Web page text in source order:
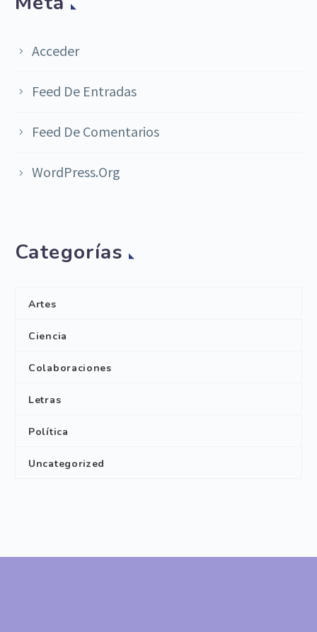
Acceder
Feed De Entradas
Feed De Comentarios
WordPress.org
Categorías
Artes
Ciencia
Colaboraciones
Letras
Política
Uncategorized